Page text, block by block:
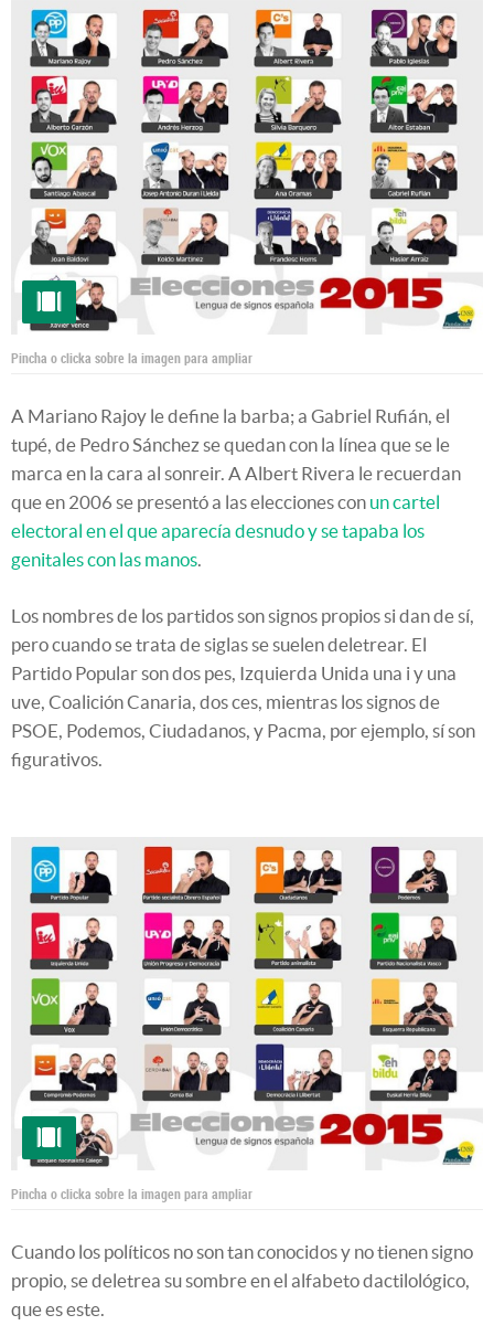
Pincha o clicka sobre la imagen para ampliar
A Mariano Rajoy le define la barba; a Gabriel Rufián, el
tupé, de Pedro Sánchez se quedan con la línea que se le
marca en la cara al sonreir. A Albert Rivera le recuerdan
que en 2006 se presentó a las elecciones con un cartel
electoral en el que aparecía desnudo y se tapaba los
genitales con las manos
Los nombres de los partidos son signos propios si dan de sí,
pero cuando se trata de siglas se suelen deletrear. El
Partido Popular son dos pes, Izquierda Unida una i y una
uve, Coalición Canaria, dos ces, mientras los signos de
PSOE, Podemos, Ciudadanos, y Pacma, por ejemplo, sí son
figurativos.
Pincha o clicka sobre la imagen para ampliar
Cuando los políticos no son tan conocidos y no tienen signo
propio, se deletrea su sombre en el alfabeto dactilológico,
que es este.